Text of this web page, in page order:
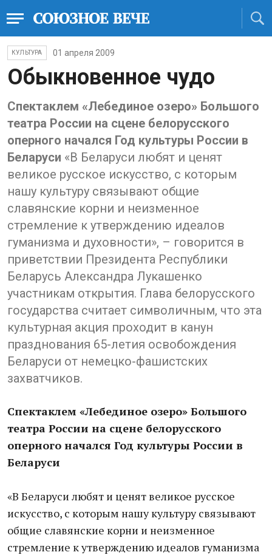
КУЛЬТУРА 01 апреля 2009
Обыкновенное чудо
Спектаклем «Лебединое озеро» Большого
театра России на сцене белорусского
оперного начался Год культуры России в
Беларуси «В Беларуси любят и ценят
великое русское искусство, с которым
нашу культуру связывают общие
славянские корни и неизменное
стремление к утверждению идеалов
гуманизма и духовности», – говорится в
приветствии Президента Республики
Беларусь Александра Лукашенко
участникам открытия. Глава белорусского
государства считает символичным, что эта
культурная акция проходит в канун
празднования 65-летия освобождения
Беларуси от немецко-фашистских
захватчиков.
Спектаклем «Лебединое озеро» Большого
театра России на сцене белорусского
оперного начался Год культуры России в
Беларуси
«В Беларуси любят и ценят великое русское
искусство, с которым нашу культуру связывают
общие славянские корни и неизменное
стремление к утверждению идеалов гуманизма